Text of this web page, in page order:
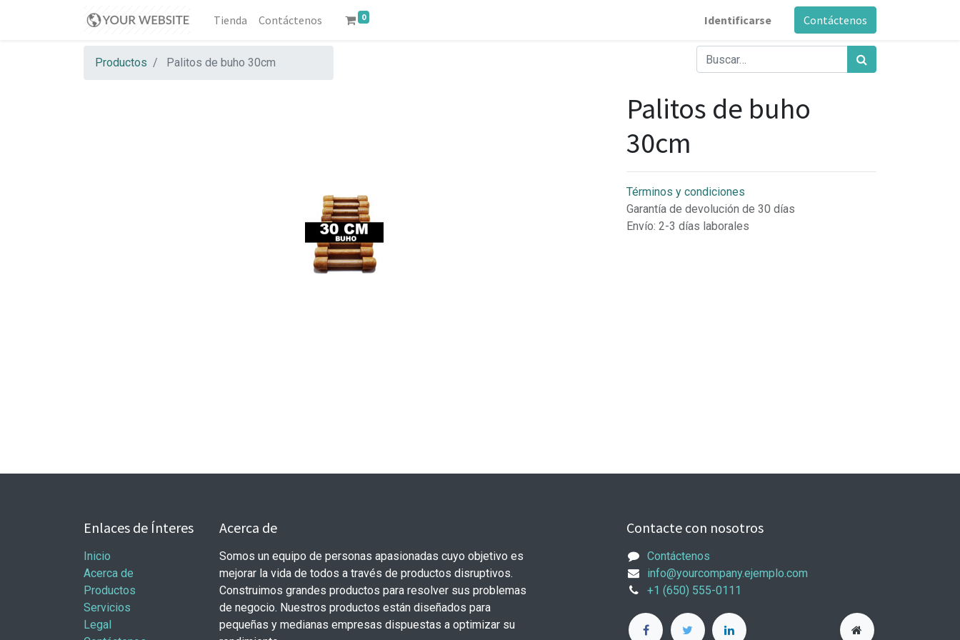
Tienda Contáctenos 0 Identificarse Contáctenos
Productos Palitos de buho 30cm
Palitos de buho
30cm
Términos y condiciones
Garantía de devolución de 30 días
Envío: 2-3 días laborales
Enlaces de Ínteres
Inicio
Acerca de
Productos
Servicios
Legal
Acerca de
Somos un equipo de personas apasionadas cuyo objetivo es
mejorar la vida de todos a través de productos disruptivos.
Construimos grandes productos para resolver sus problemas
de negocio. Nuestros productos están diseñados para
pequeñas y medianas empresas dispuestas a optimizar su
Contacte con nosotros
Contáctenos
info@yourcompany.ejemplo.com
+1 (650) 555-0111